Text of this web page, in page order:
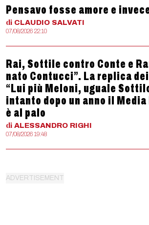
Pensavo fosse amore e
di CLAUDIO SALVATI
07/08/2026 22:10
Rai, Sottile contro Conte e
nato Contucci”. La replica
“Lui più Meloni, uguale
intanto dopo un anno il Media
è al palo
di ALESSANDRO RIGHI
07/08/2026 19:48